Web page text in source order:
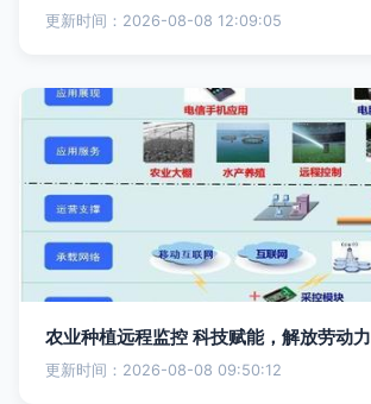
更新时间：2026-08-08 12:09:05
农业种植远程监控 科技赋能，解放劳动力
更新时间：2026-08-08 09:50:12